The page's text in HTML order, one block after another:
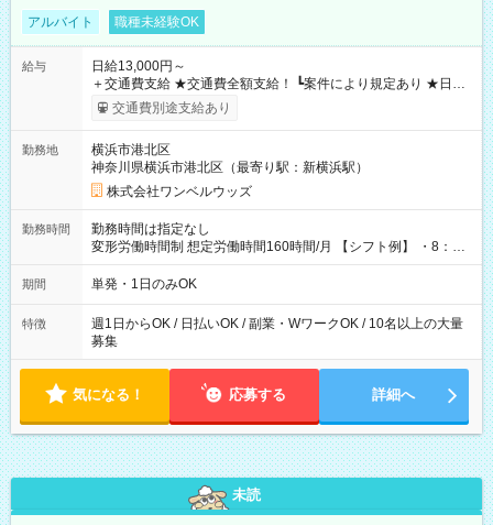
アルバイト 職種未経験OK
給与
日給13,000円～
＋交通費支給 ★交通費全額支給！ ┗案件により規定あり ★日払
いOK！（規定あり） ┗働いたその日に現金GET♪ お仕事後はコ
ンビニATMから 日払い分を引き落とせます！ 【試用期間】試
交通費別途支給あり
勤務地
横浜市港北区
神奈川県横浜市港北区（最寄り駅：新横浜駅）
株式会社ワンベルウッズ
勤務時間
勤務時間は指定なし
変形労働時間制 想定労働時間160時間/月 【シフト例】 ・8：00
～21：00
期間 単発・1日のみOK
特徴
週1日からOK / 日払いOK / 副業・WワークOK / 10名以上の大量
募集
気になる！ 応募する 詳細へ
未読